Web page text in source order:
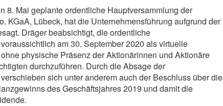
8. Mai geplante ordentliche Hauptversammlung der
KGaA, Lübeck, hat die Unternehmensführung aufgrund der
Dräger beabsichtigt, die ordentliche
am 30. September 2020 als virtuelle
physische Präsenz der Aktionärinnen und Aktionäre
durchzuführen. Durch die Absage der
sich unter anderem auch der Beschluss über die
des Geschäftsjahres 2019 und damit die